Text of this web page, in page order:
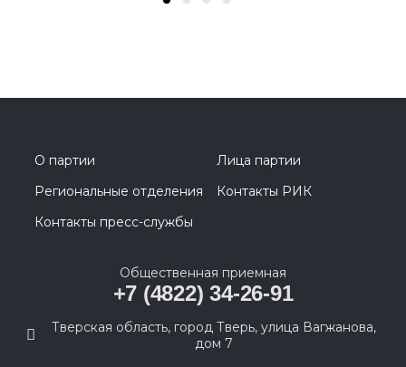
О партии
Лица партии
Региональные отделения
Контакты РИК
Контакты пресс-службы
Общественная приемная
+7 (4822) 34-26-91
Тверская область, город Тверь, улица Вагжанова,
дом 7